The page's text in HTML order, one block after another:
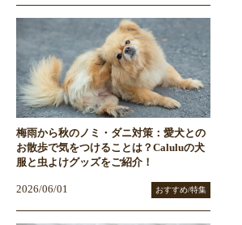
梅雨から秋のノミ・ダニ対策：愛犬との
お散歩で気をつけることは？Caluluの犬
服と虫よけグッズをご紹介！
2026/06/01 おすすめ/特集